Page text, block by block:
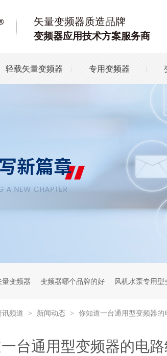
矢量变频器质造品牌
变频器应用技术方案服务商
轻载矢量变频器 专用变频器
变频器 变频器哪个品牌的好 风机水泵专用型
讯频道 > 新闻动态 > 你知道一台通用型变频器
台通用型变频器的电